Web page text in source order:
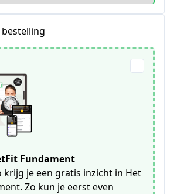
Fundament
krijg je een gratis inzicht in Het
Zo kun je eerst even